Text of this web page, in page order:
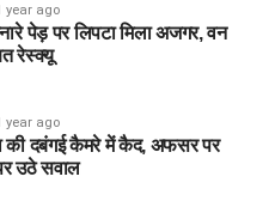
year ago
पेड़ पर लिपटा मिला अजगर, वन
रेस्क्यू
year ago
की दबंगई कैमरे में कैद, अफसर पर
उठे सवाल